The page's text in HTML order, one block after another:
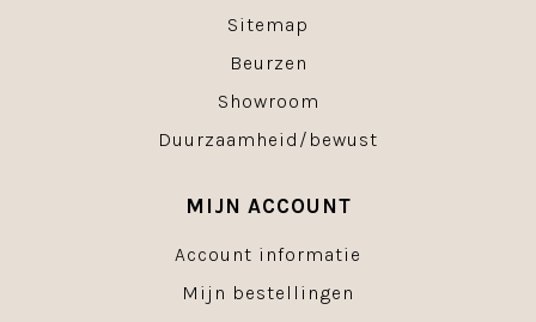
Sitemap
Beurzen
Showroom
Duurzaamheid/bewust
MIJN ACCOUNT
Account informatie
Mijn bestellingen